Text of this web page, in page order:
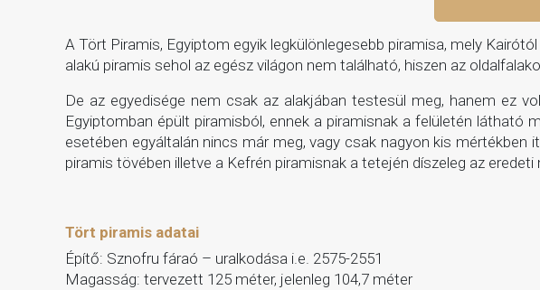
A Tört Piramis, Egyiptom egyik legkülönlegesebb piramisa, mely
alakú piramis sehol az egész világon nem található, hiszen az
De az egyedisége nem csak az alakjában testesül meg, hanem ez
Egyiptomban épült piramisból, ennek a piramisnak a felületén látható
esetében egyáltalán nincs már meg, vagy csak nagyon kis
piramis tövében illetve a Kefrén piramisnak a tetején díszeleg az
Tört piramis adatai
Építő: Sznofru fáraó – uralkodása i.e. 2575-2551
Magasság: tervezett 125 méter, jelenleg 104,7 méter